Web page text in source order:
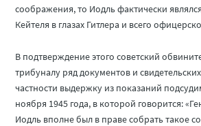
соображения, то Иодль фактически
Кейтеля в глазах Гитлера и всего
В подтверждение этого советский
трибуналу ряд документов и
частности выдержку из показаний
ноября 1945 года, в которой говорится:
Иодль вполне был в праве собрать такое